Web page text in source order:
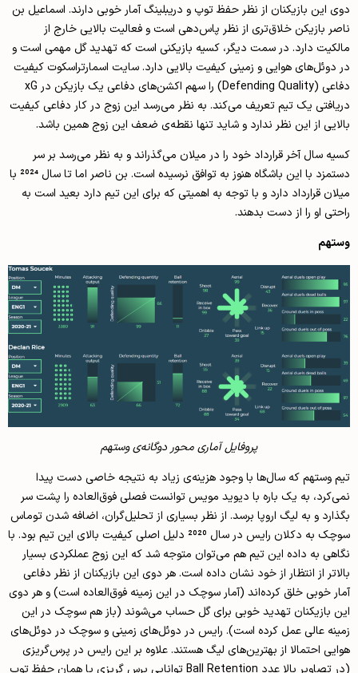
دوی این بازیکنان از نظر حفظ توپ و دریبلینگ آمار خوبی دارند. اسماعیل بن
ناصر بازیکن خلاق‌تری از نظر پاس‌دهی‌ است و فعالیت بالایی خارج از
مالکیت دارد. در سمت دیگر، کسیه بازیکنی ا‌ست که تهدید گل مهمی ا‌ست و
در دوئل‌های هوایی و زمینی کیفیت بالایی دارد. سایت اسمارتراسکوت کیفیت
دفاعی (Defending Quality) را سهم اکشن‌های دفاعی یک بازیکن در xG
دریافتی یک تیم تعریف می‌کند. به نظر می‌رسد این زوج در کار دفاعی کیفیت
بالایی از این نظر ندارد و شاید تنها نقطه‌ی ضعف این زوج همین باشد.
کسیه سال آخر قرارداد خود را در میلان می‌گذراند و به نظر می‌رسد بر سر
دستمزد با این باشگاه هنوز به توافق نرسیده‌ است. بن ‌ناصر اما تا سال 2024 با
میلان قرارداد دارد و با توجه به اهمیتی که برای این تیم دارد بعید است به
راحتی او را از دست بدهند.
وستهم
پروفایل آماری محور دوگانه‌ی وستهم
تیم وستهم که سال‌ها با وجود هزینه‌ی زیاد به نتیجه خاصی دست پیدا
نمی‌کرد، به یک باره با دیوید مویس توانست فصلی فوق‌العاده را پشت سر
بگذارد و به لیگ اروپا برسد. از نظر بسیاری از تحلیل‌گران، اضافه شدن توماس
سوچک به دکلان رایس در سال 2020 دلیل اصلی کیفیت بالای این تیم بود. با
نگاهی به داده این تیم هم می‌توان متوجه شد که این زوج عملکردی بسیار
بالاتر از انتظار از خود نشان داده است. هر دوی این بازیکنان از نظر دفاعی
آمار خوبی خلق کرده‌اند (آمار سوچک در این زمینه فوق‌العاده است) و هر دوی
این بازیکنان تهدید خوبی برای گل حساب می‌شوند (باز هم سوچک در این
زمینه عالی عمل کرده است). رایس در دوئل‌های زمینی و سوچک در دوئل‌های
هوایی احتمالا از بهترین‌های لیگ هستند. علاوه بر این رایس در پرس‌گریزی